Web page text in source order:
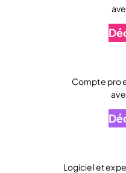
Compte pro
Logiciel et